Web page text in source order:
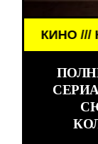
КИНО /// КИНО